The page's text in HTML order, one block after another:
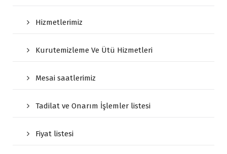
Hizmetlerimiz
Kurutemizleme Ve Ütü Hizmetleri
Mesai saatlerimiz
Tadilat ve Onarım İşlemler listesi
Fiyat listesi